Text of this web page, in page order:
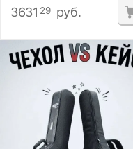
3631 29 руб.